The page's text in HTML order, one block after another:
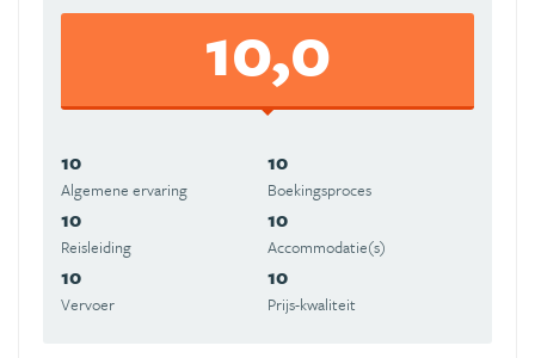
10,0
10
Algemene ervaring
10
Boekingsproces
10
Reisleiding
10
Accommodatie(s)
10
Vervoer
10
Prijs-kwaliteit